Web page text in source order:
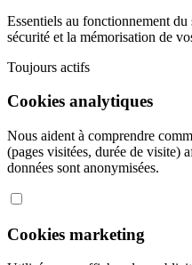
Essentiels au fonctionnement
sécurité et la mémorisation de
Toujours actifs
Cookies analytiques
Nous aident à comprendre
(pages visitées, durée de visite)
données sont anonymisées.
Cookies marketing